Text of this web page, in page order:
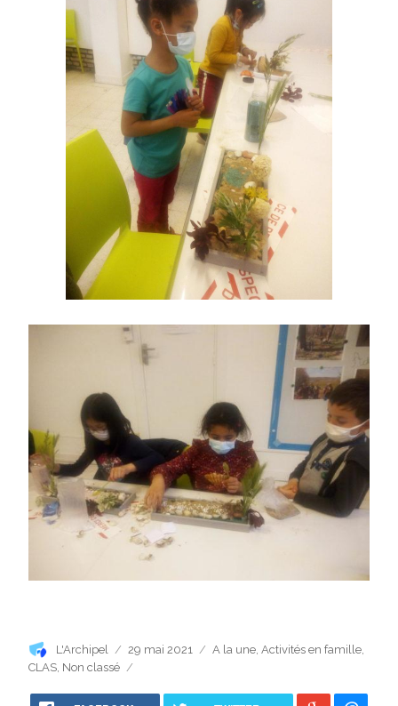
Auteur
L'Archipel
Publié
le
29 mai 2021 Catégories
A la une, Activités en famille,
CLAS, Non classé